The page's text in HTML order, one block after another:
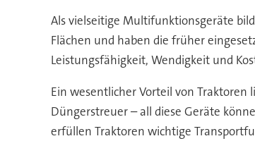
Als vielseitige Multifunktionsgeräte
Flächen und haben die früher
Leistungsfähigkeit, Wendigkeit und
Ein wesentlicher Vorteil von Traktoren
Düngerstreuer – all diese Geräte
erfüllen Traktoren wichtige